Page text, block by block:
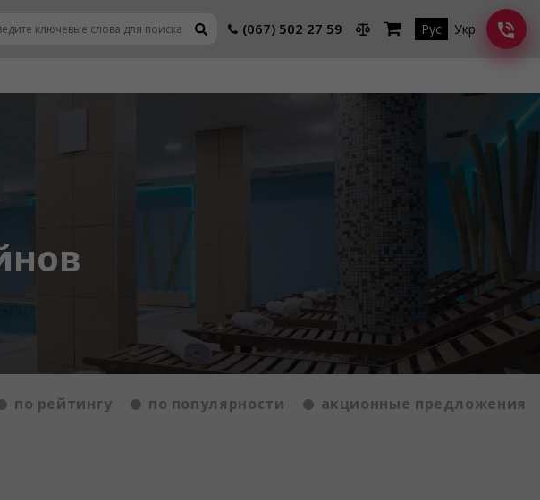
(067) 502 27 59 Рус Укр
по рейтингу по популярности акционные предложения